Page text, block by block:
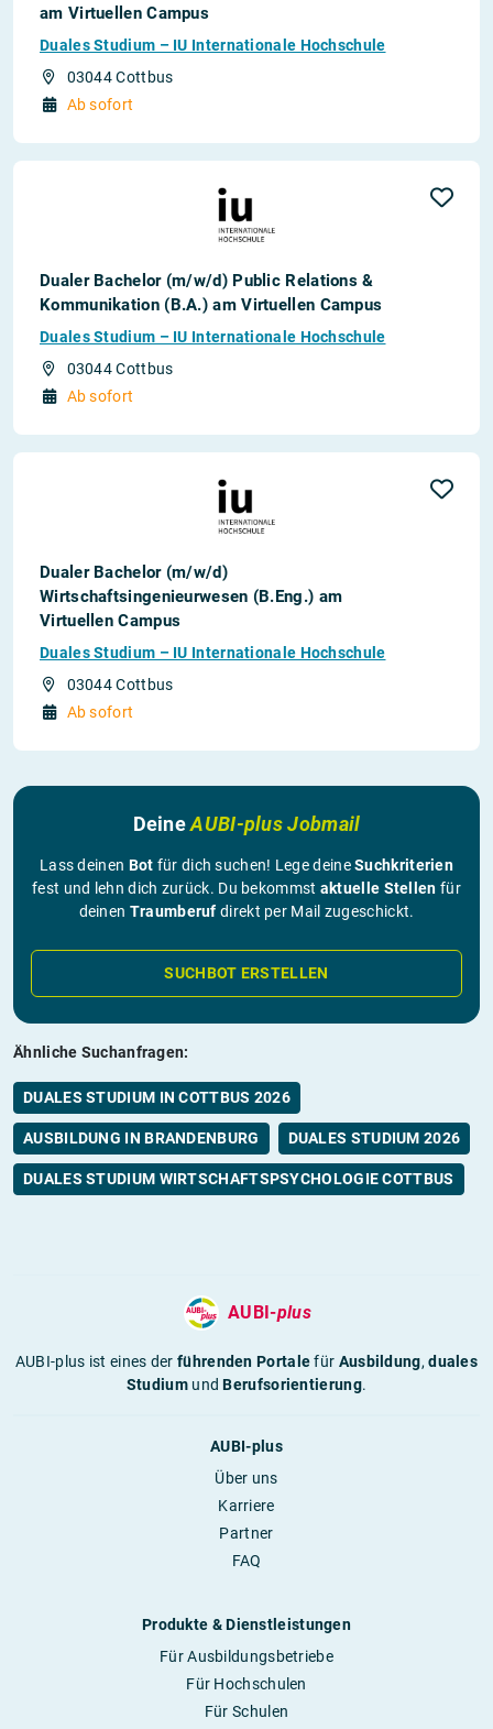
am Virtuellen Campus
Duales Studium – IU Internationale Hochschule
03044 Cottbus
Ab sofort
Dualer Bachelor (m/w/d) Public Relations &
Kommunikation (B.A.) am Virtuellen Campus
Duales Studium – IU Internationale Hochschule
03044 Cottbus
Ab sofort
Dualer Bachelor (m/w/d)
Wirtschaftsingenieurwesen (B.Eng.) am
Virtuellen Campus
Duales Studium – IU Internationale Hochschule
03044 Cottbus
Ab sofort
DeineAUBI-plus Jobmail
Lass deinen Bot für dich suchen! Lege deineSuchkriterien
fest und lehn dich zurück. Du bekommst aktuelle Stellen für
deinen Traumberuf direkt per Mail zugeschickt.
SUCHBOT ERSTELLEN
Ähnliche Suchanfragen:
DUALES STUDIUM IN COTTBUS 2026
AUSBILDUNG IN BRANDENBURG DUALES STUDIUM 2026
DUALES STUDIUM WIRTSCHAFTSPSYCHOLOGIE COTTBUS
AUBI-plus
AUBI-plus ist eines derführenden Portalefür Ausbildung,duales
StudiumundBerufsorientierung.
AUBI-plus
Über uns
Karriere
Partner
FAQ
Produkte & Dienstleistungen
Für Ausbildungsbetriebe
Für Hochschulen
Für Schulen